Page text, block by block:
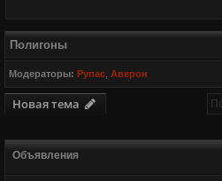
Полигоны
Модераторы: Рупас ,Аверон
Новая тема
Объявления